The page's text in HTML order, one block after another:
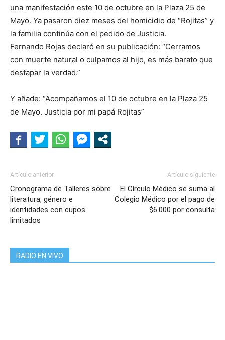
una manifestación este 10 de octubre en la Plaza 25 de
Mayo. Ya pasaron diez meses del homicidio de “Rojitas” y
la familia continúa con el pedido de Justicia.
Fernando Rojas declaró en su publicación: “Cerramos
con muerte natural o culpamos al hijo, es más barato que
destapar la verdad.”
Y añade: “Acompañamos el 10 de octubre en la Plaza 25
de Mayo. Justicia por mi papá Rojitas”
Artículo anterior
Cronograma de Talleres sobre
literatura, género e
identidades con cupos
limitados
Artículo siguiente
El Círculo Médico se suma al
Colegio Médico por el pago de
$6.000 por consulta
RADIO EN VIVO